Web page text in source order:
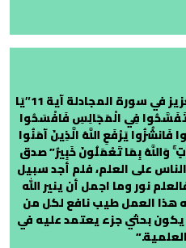
“يقول الله تعالى في كتابه العزيز في سورة المجادلة آية 11″يَا
تَفَسَّحُوا فِي الْمَجَالِسِ فَافْسَحُوا
يَرْفَعِ اللَّهُ الَّذِينَ آمَنُوا
وَاللَّهُ بِمَا تَعْمَلُونَ خَبِيرٌ” صدق
على العلم، فلم أجد سبيل
نور وما اجمل أن ينير الله
هذا العمل طيب نافع لكل من
بحثي جزء يعتمد عليه في